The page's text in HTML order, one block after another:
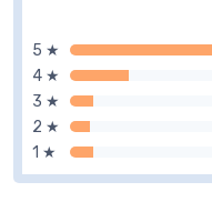
5 ★
4 ★
3 ★
2 ★
1 ★